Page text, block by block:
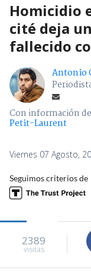
Homicidio
cité deja
fallecido
Antonio
Con información de
Petit-Laurent
Viernes 07 Agosto,
Seguimos criterios de
2389
visitas